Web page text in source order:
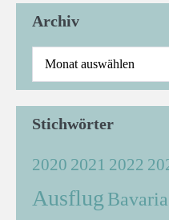
Archiv
Stichwörter
2020 2021 2022
Ausflug Bavaria